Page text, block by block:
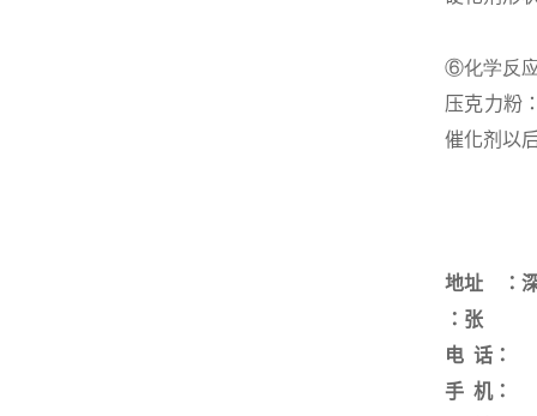
⑥化学反
压克力粉
催化剂以
地址 ：深
： 张
电 话：
手 机：